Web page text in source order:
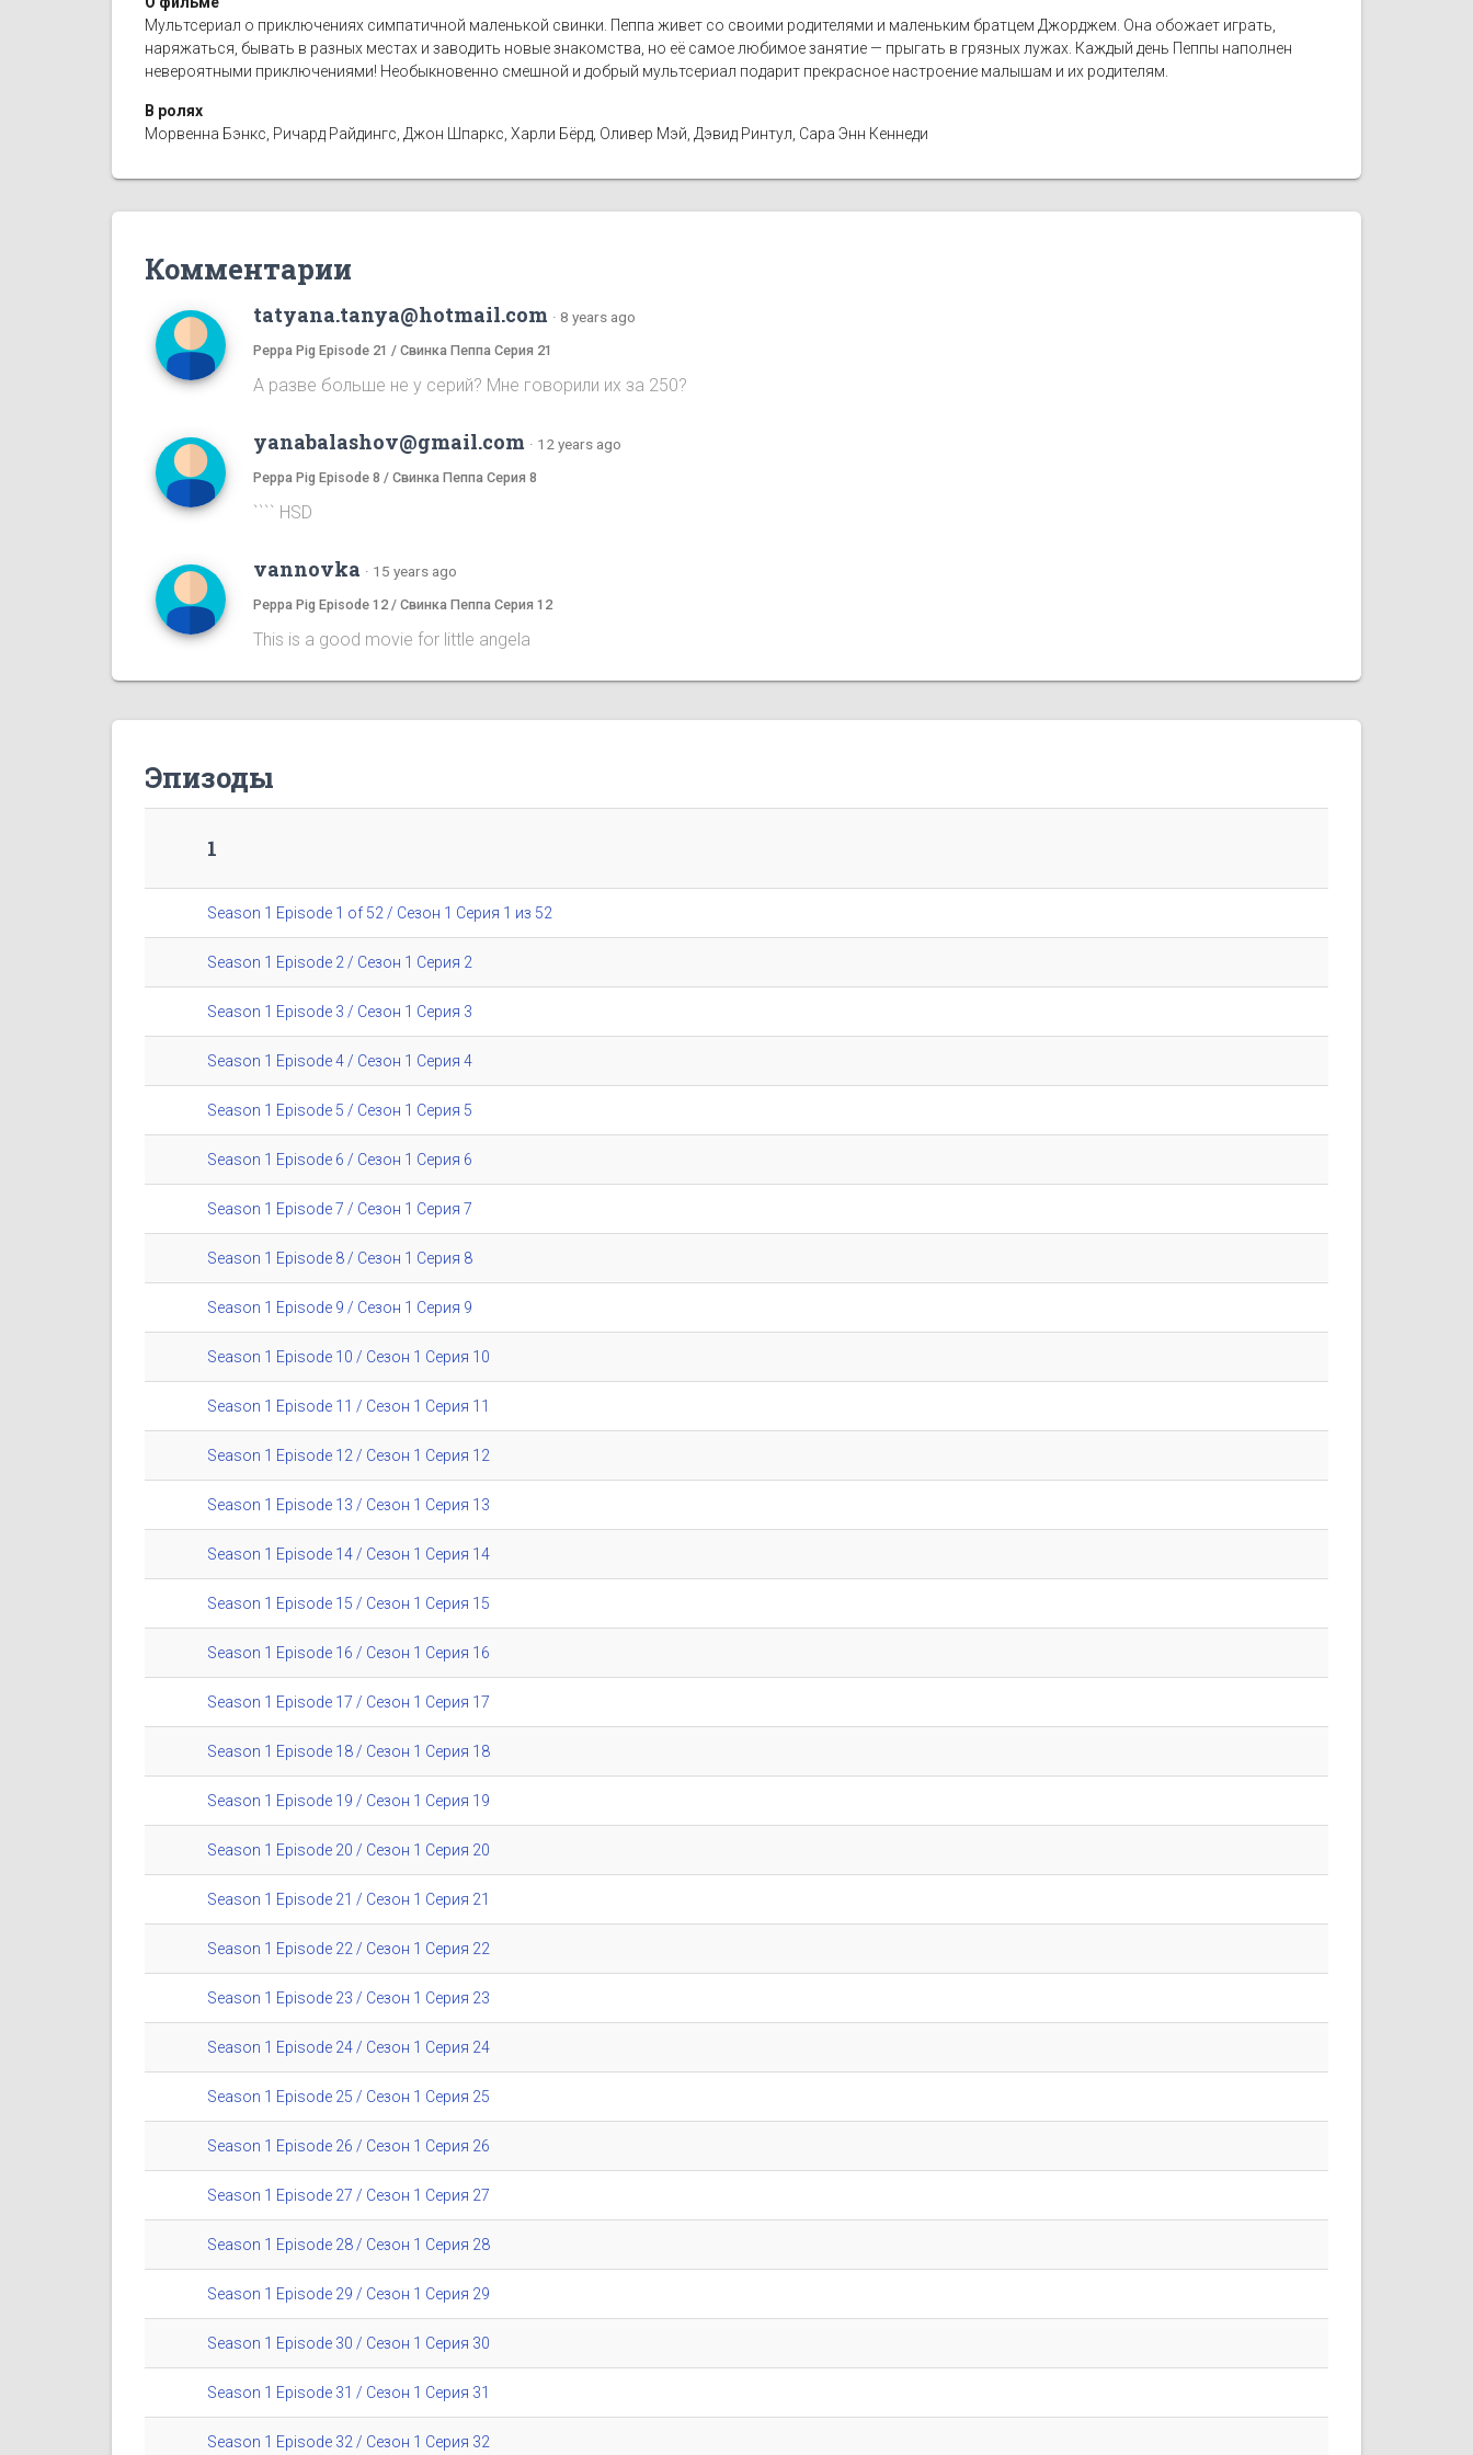
Мультсериал о приключениях симпатичной маленькой свинки. Пеппа живет со своими родителями и маленьким братцем Джорджем. Она обожает играть,
наряжаться, бывать в разных местах и заводить новые знакомства, но её самое любимое занятие — прыгать в грязных лужах. Каждый день Пеппы наполнен
невероятными приключениями! Необыкновенно смешной и добрый мультсериал подарит прекрасное настроение малышам и их родителям.
В ролях
Морвенна Бэнкс, Ричард Райдингс, Джон Шпаркс, Харли Бёрд, Оливер Мэй, Дэвид Ринтул, Сара Энн Кеннеди
Комментарии
tatyana.tanya@hotmail.com · 8 years ago
Peppa Pig Episode 21 / Свинка Пеппа Серия 21
А разве больше не у серий? Мне говорили их за 250?
yanabalashov@gmail.com · 12 years ago
Peppa Pig Episode 8 / Свинка Пеппа Серия 8
```` HSD
vannovka · 15 years ago
Peppa Pig Episode 12 / Свинка Пеппа Серия 12
This is a good movie for little angela
Эпизоды
1
Season 1 Episode 1 of 52 / Сезон 1 Серия 1 из 52
Season 1 Episode 2 / Сезон 1 Серия 2
Season 1 Episode 3 / Сезон 1 Серия 3
Season 1 Episode 4 / Сезон 1 Серия 4
Season 1 Episode 5 / Сезон 1 Серия 5
Season 1 Episode 6 / Сезон 1 Серия 6
Season 1 Episode 7 / Сезон 1 Серия 7
Season 1 Episode 8 / Сезон 1 Серия 8
Season 1 Episode 9 / Сезон 1 Серия 9
Season 1 Episode 10 / Сезон 1 Серия 10
Season 1 Episode 11 / Сезон 1 Серия 11
Season 1 Episode 12 / Сезон 1 Серия 12
Season 1 Episode 13 / Сезон 1 Серия 13
Season 1 Episode 14 / Сезон 1 Серия 14
Season 1 Episode 15 / Сезон 1 Серия 15
Season 1 Episode 16 / Сезон 1 Серия 16
Season 1 Episode 17 / Сезон 1 Серия 17
Season 1 Episode 18 / Сезон 1 Серия 18
Season 1 Episode 19 / Сезон 1 Серия 19
Season 1 Episode 20 / Сезон 1 Серия 20
Season 1 Episode 21 / Сезон 1 Серия 21
Season 1 Episode 22 / Сезон 1 Серия 22
Season 1 Episode 23 / Сезон 1 Серия 23
Season 1 Episode 24 / Сезон 1 Серия 24
Season 1 Episode 25 / Сезон 1 Серия 25
Season 1 Episode 26 / Сезон 1 Серия 26
Season 1 Episode 27 / Сезон 1 Серия 27
Season 1 Episode 28 / Сезон 1 Серия 28
Season 1 Episode 29 / Сезон 1 Серия 29
Season 1 Episode 30 / Сезон 1 Серия 30
Season 1 Episode 31 / Сезон 1 Серия 31
Season 1 Episode 32 / Сезон 1 Серия 32